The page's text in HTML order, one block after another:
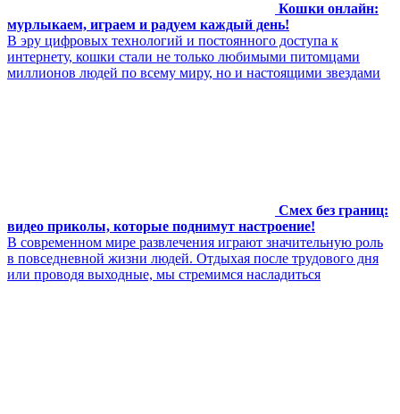
Кошки онлайн:
мурлыкаем, играем и радуем каждый день!
В эру цифровых технологий и постоянного доступа к
интернету, кошки стали не только любимыми питомцами
миллионов людей по всему миру, но и настоящими звездами
Смех без границ:
видео приколы, которые поднимут настроение!
В современном мире развлечения играют значительную роль
в повседневной жизни людей. Отдыхая после трудового дня
или проводя выходные, мы стремимся насладиться